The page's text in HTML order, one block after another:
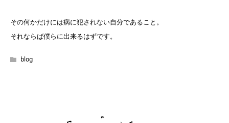
その何かだけには病に犯されない自分であること。
それならば僕らに出来るはずです。
blog